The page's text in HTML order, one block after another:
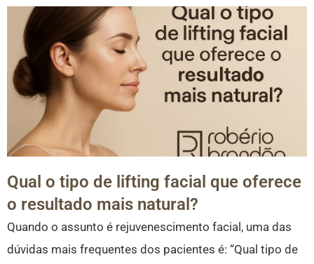
Qual o tipo de lifting facial que oferece
o resultado mais natural?
Quando o assunto é rejuvenescimento facial, uma das
dúvidas mais frequentes dos pacientes é: “Qual tipo de